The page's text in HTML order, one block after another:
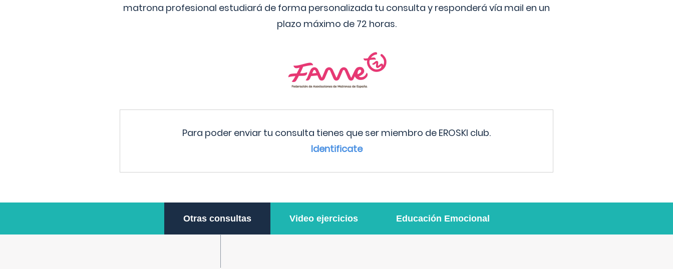
matrona profesional estudiará de forma personalizada tu consulta y responderá vía mail en un
plazo máximo de 72 horas.
Para poder enviar tu consulta tienes que ser miembro de EROSKI club.
Identificate
Otras consultas Video ejercicios Educación Emocional